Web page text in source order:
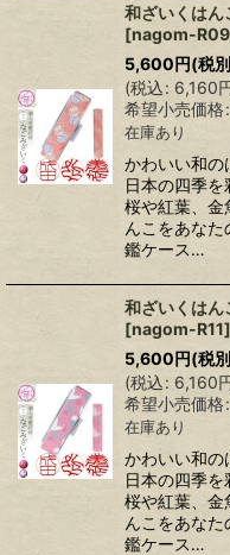
和ざいくは
[nagom-R09
5,600円(税
(税込: 6,160
希望小売価格:
在庫あり
かわいい和
日本の四季を
桜や紅葉、金
んこをあな
鑑ケース…
和ざいくは
[nagom-R11]
5,600円(税
(税込: 6,160
希望小売価格:
在庫あり
かわいい和
日本の四季を
桜や紅葉、金
んこをあな
鑑ケース…